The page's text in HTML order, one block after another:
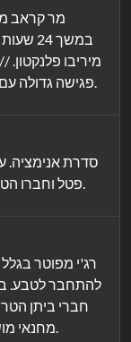
מר קראב
במשך
מיריבו
פגישה גדולה עם החברים הוותיקים שלו. כ' עב'. מדובב. ש.ח.
סדרת אנימציה.
פטל וחברו הטוב, הנחש המדבר קרייג. כ' עב'. מדובב. ש.ח.
רג'י מפוטר בגלל
להתחבר לטבע.
חברי ביתן
מחנאי מושלם שיביא את הניצחון. כ' עב'. מדובב. ש.ח.